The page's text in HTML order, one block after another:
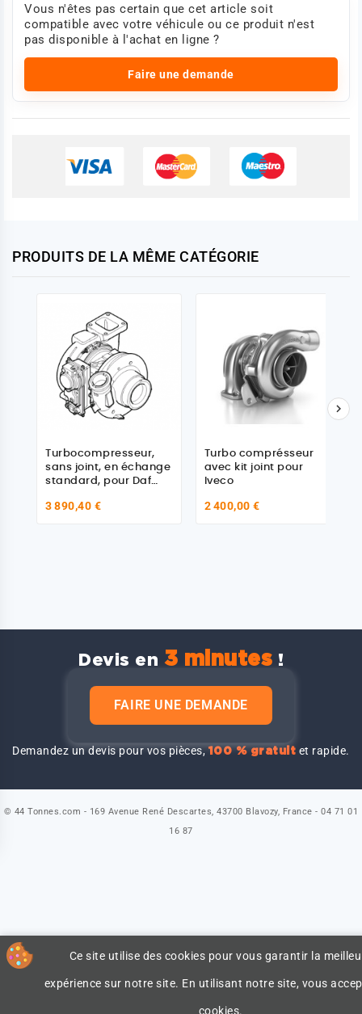
Vous n'êtes pas certain que cet article soit
compatible avec votre véhicule ou ce produit n'est
pas disponible à l'achat en ligne ?
Faire une demande
PRODUITS DE LA MÊME CATÉGORIE
Turbocompresseur,
sans joint, en échange
standard, pour Daf
3 890,40 €
Turbo comprésseur
avec kit joint pour
Iveco
2 400,00 €

Devis en 3 minutes !
FAIRE UNE DEMANDE
Demandez un devis pour vos pièces,100 % gratuit et rapide.
Ce site utilise des cookies pour vous garantir la
expérience sur notre site. En utilisant notre site, vous
cookies.
© 44 Tonnes.com - 169 Avenue René Descartes, 43700 Blavozy, France - 04 71 01
16 87